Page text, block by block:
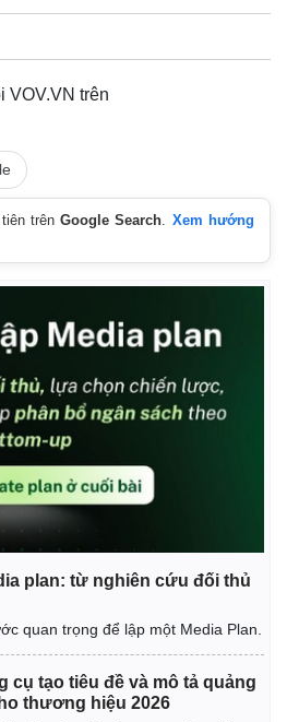
VOV.VN trên
tiên trênGoogle Search. Xem hướng
plan: từ nghiên cứu đối thủ
quan trọng để lập một Media Plan.
cụ tạo tiêu đề và mô tả quảng
thương hiệu 2026